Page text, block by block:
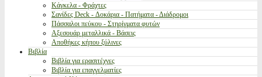
Κάγκελα - Φράχτες
Σανίδες Deck - Δοκάρια - Πατήματα - Διάδρομοι
Πάσσαλοι πεύκου - Στηρίγματα φυτών
Αξεσουάρ μεταλλικά - Βάσεις
Αποθήκες κήπου ξύλινες
Βιβλία
Βιβλία για ερασιτέχνες
Βιβλία για επαγγελματίες